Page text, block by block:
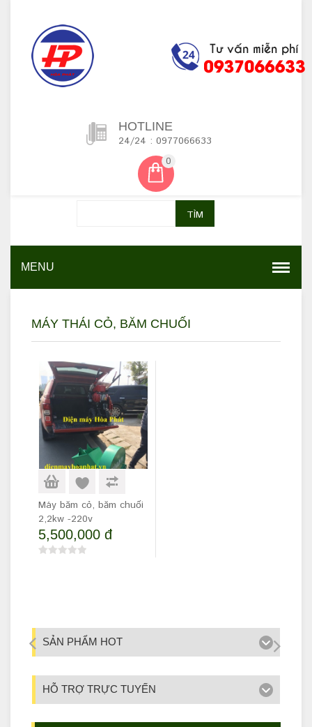
HOTLINE
24/24 : 0977066633
0
TÌM
MENU
MÁY THÁI CỎ, BĂM CHUỐI
Máy băm cỏ, băm chuối
2,2kw -220v
5,500,000 đ
SẢN PHẨM HOT
HỖ TRỢ TRỰC TUYẾN